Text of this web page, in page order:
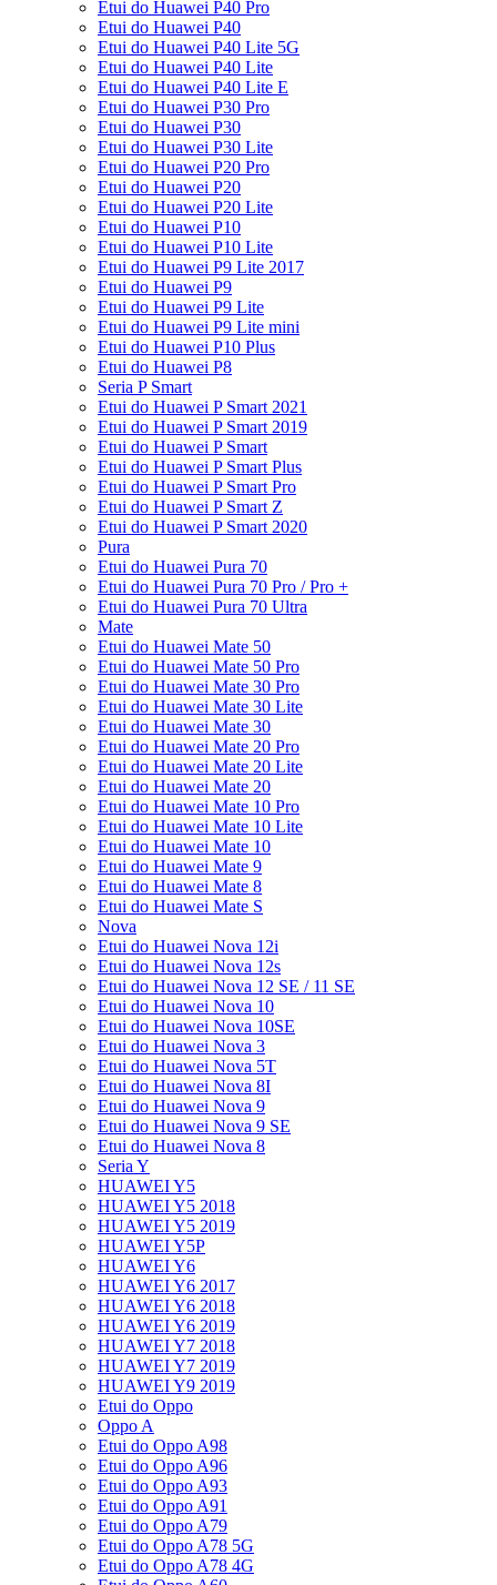
Etui do Huawei P40 Pro
Etui do Huawei P40
Etui do Huawei P40 Lite 5G
Etui do Huawei P40 Lite
Etui do Huawei P40 Lite E
Etui do Huawei P30 Pro
Etui do Huawei P30
Etui do Huawei P30 Lite
Etui do Huawei P20 Pro
Etui do Huawei P20
Etui do Huawei P20 Lite
Etui do Huawei P10
Etui do Huawei P10 Lite
Etui do Huawei P9 Lite 2017
Etui do Huawei P9
Etui do Huawei P9 Lite
Etui do Huawei P9 Lite mini
Etui do Huawei P10 Plus
Etui do Huawei P8
Seria P Smart
Etui do Huawei P Smart 2021
Etui do Huawei P Smart 2019
Etui do Huawei P Smart
Etui do Huawei P Smart Plus
Etui do Huawei P Smart Pro
Etui do Huawei P Smart Z
Etui do Huawei P Smart 2020
Pura
Etui do Huawei Pura 70
Etui do Huawei Pura 70 Pro / Pro +
Etui do Huawei Pura 70 Ultra
Mate
Etui do Huawei Mate 50
Etui do Huawei Mate 50 Pro
Etui do Huawei Mate 30 Pro
Etui do Huawei Mate 30 Lite
Etui do Huawei Mate 30
Etui do Huawei Mate 20 Pro
Etui do Huawei Mate 20 Lite
Etui do Huawei Mate 20
Etui do Huawei Mate 10 Pro
Etui do Huawei Mate 10 Lite
Etui do Huawei Mate 10
Etui do Huawei Mate 9
Etui do Huawei Mate 8
Etui do Huawei Mate S
Nova
Etui do Huawei Nova 12i
Etui do Huawei Nova 12s
Etui do Huawei Nova 12 SE / 11 SE
Etui do Huawei Nova 10
Etui do Huawei Nova 10SE
Etui do Huawei Nova 3
Etui do Huawei Nova 5T
Etui do Huawei Nova 8I
Etui do Huawei Nova 9
Etui do Huawei Nova 9 SE
Etui do Huawei Nova 8
Seria Y
HUAWEI Y5
HUAWEI Y5 2018
HUAWEI Y5 2019
HUAWEI Y5P
HUAWEI Y6
HUAWEI Y6 2017
HUAWEI Y6 2018
HUAWEI Y6 2019
HUAWEI Y7 2018
HUAWEI Y7 2019
HUAWEI Y9 2019
Etui do Oppo
Oppo A
Etui do Oppo A98
Etui do Oppo A96
Etui do Oppo A93
Etui do Oppo A91
Etui do Oppo A79
Etui do Oppo A78 5G
Etui do Oppo A78 4G